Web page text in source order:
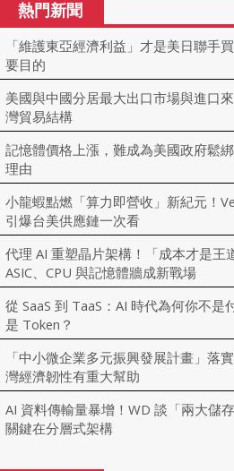
熱門新聞
「維護東亞經濟利益」才是美日聯手
要目的
美國與中國分居最大出口市場與進口
灣貿易結構
記憶體價格上漲，難成為美國政府鬆
理由
小龍蝦點燃「算力即營收」新紀元！
引爆台美供應鏈一次看
代理 AI 重塑晶片架構！「成本才是王
ASIC、CPU 與記憶體牆成新戰場
從 SaaS 到 TaaS：AI 時代為何你不是
是 Token？
「中小微企業多元振興發展計畫」落
灣經濟韌性有重大幫助
AI 資料傳輸量暴增！WD 談「兩大儲
關鍵在分層式架構